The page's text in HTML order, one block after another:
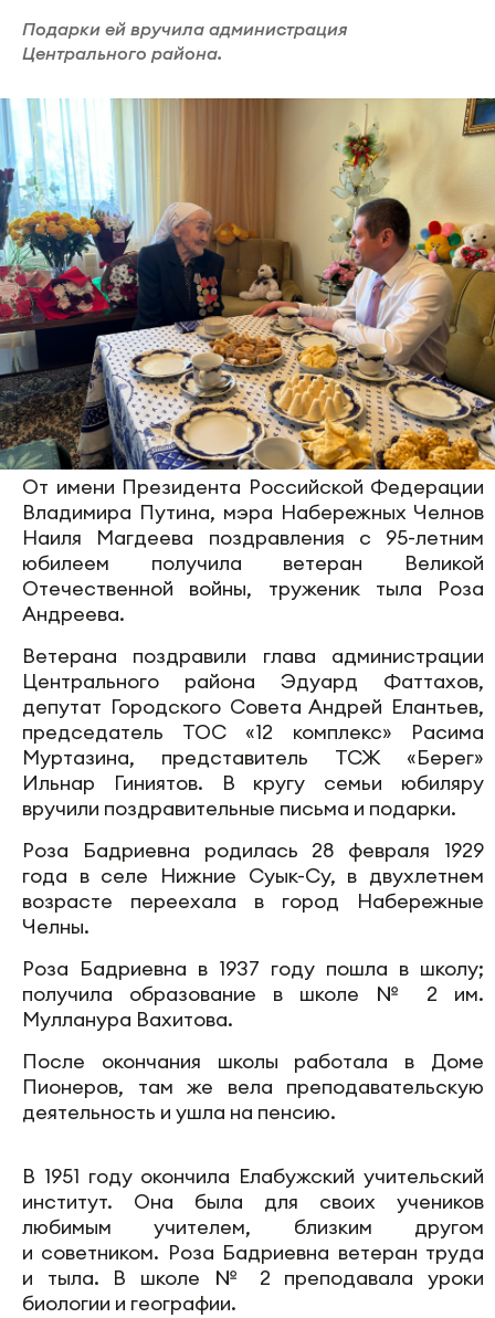
Подарки ей вручила администрация
Центрального района.
От имени Президента Российской Федерации
Владимира Путина, мэра Набережных Челнов
Наиля Магдеева поздравления с 95-летним
юбилеем получила ветеран Великой
Отечественной войны, труженик тыла Роза
Андреева.
Ветерана поздравили глава администрации
Центрального района Эдуард Фаттахов,
депутат Городского Совета Андрей Елантьев,
председатель ТОС «12 комплекс» Расима
Муртазина, представитель ТСЖ «Берег»
Ильнар Гиниятов. В кругу семьи юбиляру
вручили поздравительные письма и подарки.
Роза Бадриевна родилась 28 февраля 1929
года в селе Нижние Суык-Су, в двухлетнем
возрасте переехала в город Набережные
Челны.
Роза Бадриевна в 1937 году пошла в школу;
получила образование в школе № 2 им.
Мулланура Вахитова.
После окончания школы работала в Доме
Пионеров, там же вела преподавательскую
деятельность и ушла на пенсию.
В 1951 году окончила Елабужский учительский
институт. Она была для своих учеников
любимым учителем, близким другом
и советником. Роза Бадриевна ветеран труда
и тыла. В школе № 2 преподавала уроки
биологии и географии.